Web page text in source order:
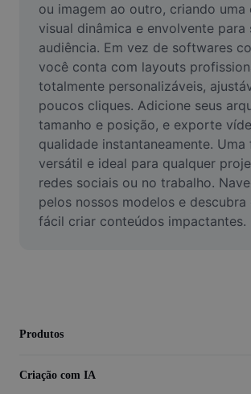
Vídeo
Remover plano de fundo de vídeo
Aprimorar qualidade
Editor de Video
Cortar Vídeo
Adicionar Legendas ao Vídeo
ou imagem ao outro, criando uma
visual dinâmica e envolvente para
audiência. Em vez de softwares
você conta com layouts
totalmente personalizáveis,
poucos cliques. Adicione seus
tamanho e posição, e exporte
qualidade instantaneamente. Uma
versátil e ideal para qualquer
redes sociais ou no trabalho.
pelos nossos modelos e descubra
fácil criar conteúdos impactantes.
Produtos
Criação com IA